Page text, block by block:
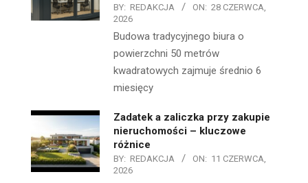
BY: REDAKCJA ON: 28 CZERWCA,
2026
Budowa tradycyjnego biura o
powierzchni 50 metrów
kwadratowych zajmuje średnio 6
miesięcy
Zadatek a zaliczka przy zakupie
nieruchomości – kluczowe
różnice
BY: REDAKCJA ON: 11 CZERWCA,
2026